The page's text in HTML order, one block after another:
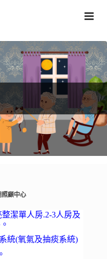
顧中心
潔單人房.2-3人房及
統(氧氣及抽痰系統)